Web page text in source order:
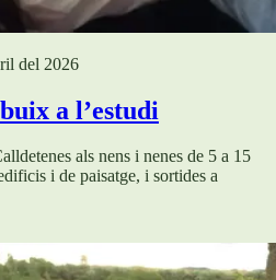
del 2026
a l’estudi
als nens i nenes de 5 a 15
i de paisatge, i sortides a